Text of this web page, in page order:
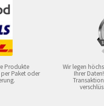
Produkte
Paket oder
Wir legen
Ihrer